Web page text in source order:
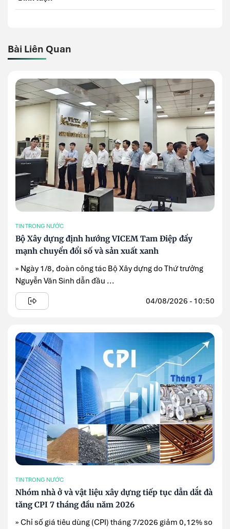
Bài Liên Quan
TIN TRONG NƯỚC
Bộ Xây dựng định hướng VICEM Tam Điệp đẩy
mạnh chuyển đổi số và sản xuất xanh
» Ngày 1/8, đoàn công tác Bộ Xây dựng do Thứ trưởng
Nguyễn Văn Sinh dẫn đầu ...
04/08/2026 - 10:50
TIN TRONG NƯỚC
Nhóm nhà ở và vật liệu xây dựng tiếp tục dẫn dắt đà
tăng CPI 7 tháng đầu năm 2026
» Chỉ số giá tiêu dùng (CPI) tháng 7/2026 giảm 0,12% so